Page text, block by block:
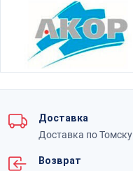
Доставка
Доставка по Томску
Возврат